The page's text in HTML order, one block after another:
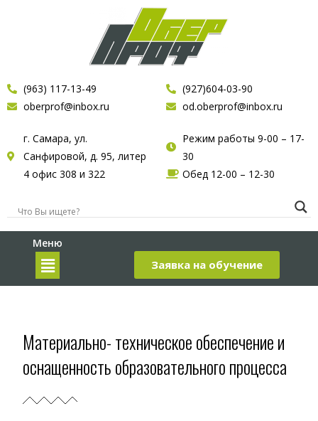
(963) 117-13-49
oberprof@inbox.ru
(927)604-03-90
od.oberprof@inbox.ru
г. Самара, ул.
Санфировой, д. 95, литер
4 офис 308 и 322
Режим работы 9-00 – 17-
30
Обед 12-00 – 12-30
Меню
Заявка на обучение
Материально- техническое обеспечение и
оснащенность образовательного процесса